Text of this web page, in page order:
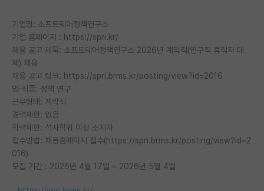
기업명: 소프트웨어정책연구소
기업 홈페이지 : https://spri.kr/
채용 공고 제목: 소프트웨어정책연구소 2026년 계약직(연구직 휴직자 대
체) 채용
채용 공고 링크: https://spri.brms.kr/posting/view?id=2016
업·직종: 정책 연구
근무형태: 계약직
경력제한: 없음
학력제한: 석사학위 이상 소지자
접수방법: 채용홈페이지 접수(https://spri.brms.kr/posting/view?id=2
016)
모집 기간 : 2026년 4월 17일 ~ 2026년 5월 4일